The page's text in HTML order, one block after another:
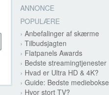
ANNONCE
POPULÆRE
›Anbefalinger af skærme
›Tilbudsjagten
› Flatpanels Awards
› Bedste streamingtjenester
› Hvad er Ultra HD & 4K?
›Guide: Bedste mediebokse
› Hvor stort TV?